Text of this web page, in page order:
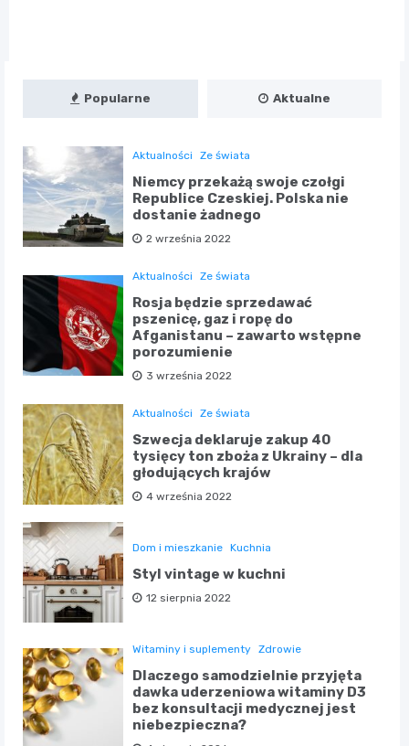
Popularne Aktualne
Aktualności Ze świata
Niemcy przekażą swoje czołgi
Republice Czeskiej. Polska nie
dostanie żadnego
2 września 2022
Aktualności Ze świata
Rosja będzie sprzedawać
pszenicę, gaz i ropę do
Afganistanu – zawarto wstępne
porozumienie
3 września 2022
Aktualności Ze świata
Szwecja deklaruje zakup 40
tysięcy ton zboża z Ukrainy – dla
głodujących krajów
4 września 2022
Dom i mieszkanie Kuchnia
Styl vintage w kuchni
12 sierpnia 2022
Witaminy i suplementy Zdrowie
Dlaczego samodzielnie przyjęta
dawka uderzeniowa witaminy D3
bez konsultacji medycznej jest
niebezpieczna?